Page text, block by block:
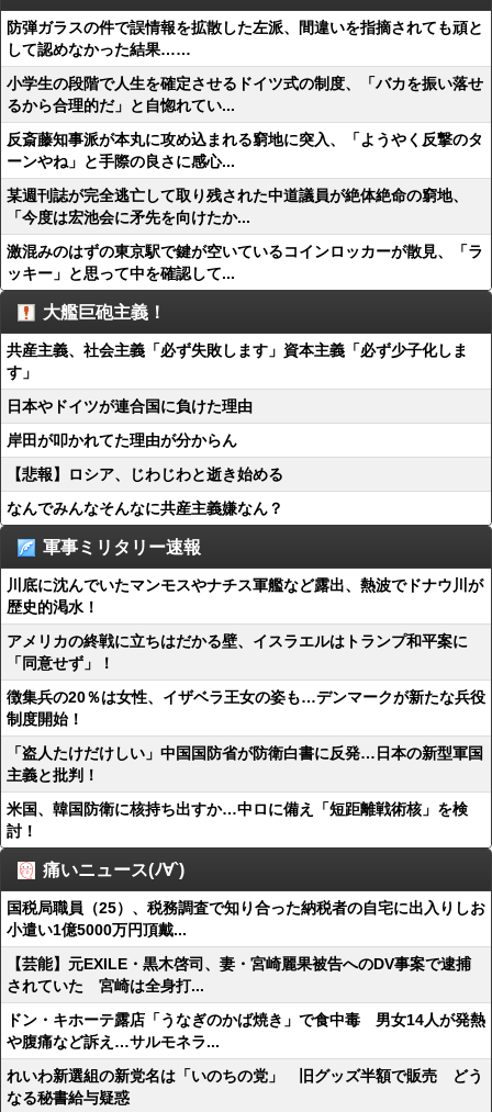
防弾ガラスの件で誤情報を拡散した左派、間違いを指摘されても頑と
して認めなかった結果……
小学生の段階で人生を確定させるドイツ式の制度、「バカを振い落せ
るから合理的だ」と自惚れてい...
反斎藤知事派が本丸に攻め込まれる窮地に突入、「ようやく反撃のタ
ーンやね」と手際の良さに感心...
某週刊誌が完全逃亡して取り残された中道議員が絶体絶命の窮地、
「今度は宏池会に矛先を向けたか...
激混みのはずの東京駅で鍵が空いているコインロッカーが散見、「ラ
ッキー」と思って中を確認して...
大艦巨砲主義！
共産主義、社会主義「必ず失敗します」資本主義「必ず少子化しま
す」
日本やドイツが連合国に負けた理由
岸田が叩かれてた理由が分からん
【悲報】ロシア、じわじわと逝き始める
なんでみんなそんなに共産主義嫌なん？
軍事ミリタリー速報
川底に沈んでいたマンモスやナチス軍艦など露出、熱波でドナウ川が
歴史的渇水！
アメリカの終戦に立ちはだかる壁、イスラエルはトランプ和平案に
「同意せず」！
徴集兵の20％は女性、イザベラ王女の姿も…デンマークが新たな兵役
制度開始！
「盗人たけだけしい」中国国防省が防衛白書に反発…日本の新型軍国
主義と批判！
米国、韓国防衛に核持ち出すか…中ロに備え「短距離戦術核」を検
討！
痛いニュース(ﾉ∀`)
国税局職員（25）、税務調査で知り合った納税者の自宅に出入りしお
小遣い1億5000万円頂戴...
【芸能】元EXILE・黒木啓司、妻・宮崎麗果被告へのDV事案で逮捕
されていた 宮崎は全身打...
ドン・キホーテ露店「うなぎのかば焼き」で食中毒 男女14人が発熱
や腹痛など訴え…サルモネラ...
れいわ新選組の新党名は「いのちの党」 旧グッズ半額で販売 どう
なる秘書給与疑惑